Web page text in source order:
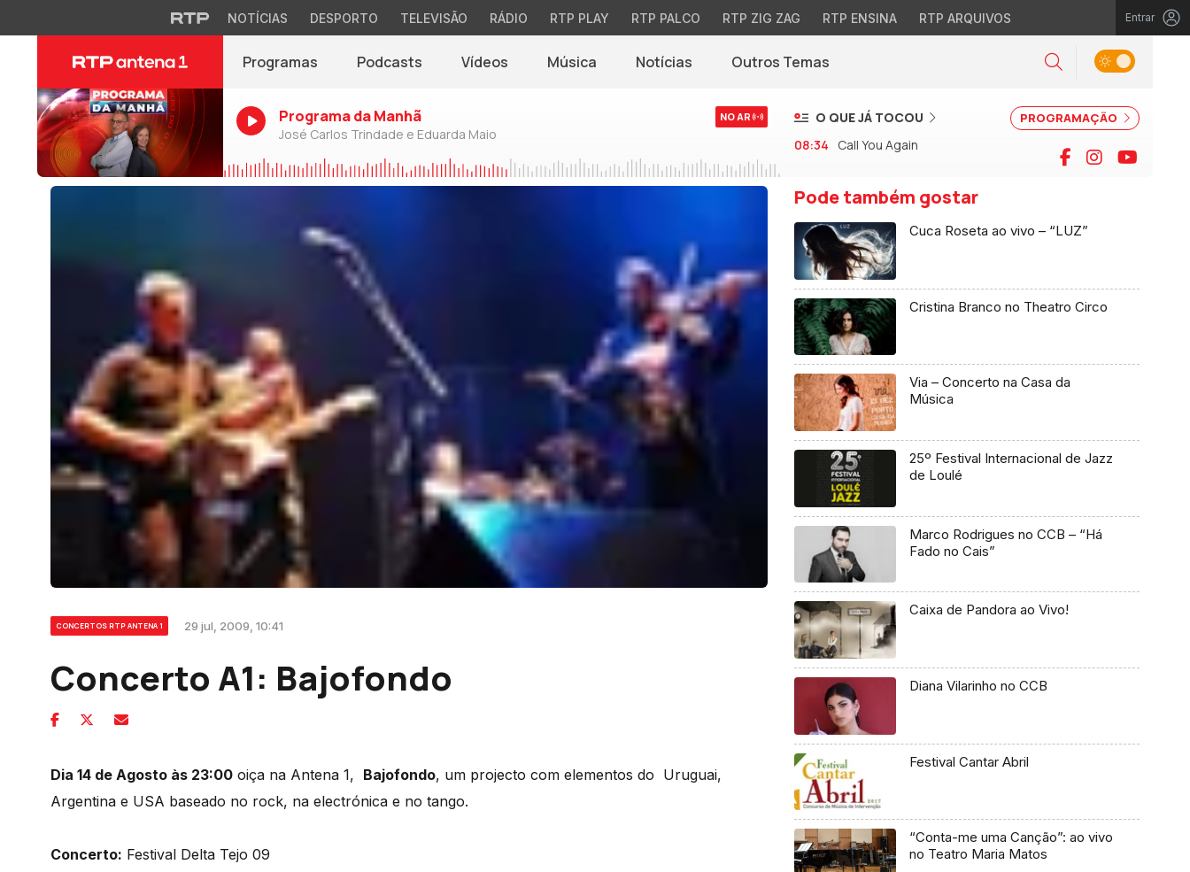
NOTÍCIAS DESPORTO TELEVISÃO RÁDIO RTP PLAY RTP PALCO RTP ZIG ZAG RTP ENSINA RTP ARQUIVOS Entrar
Programas Podcasts Vídeos Música Notícias(abre em nova janela)
Outros Temas Pesquisar
Alternar tema
Programa da Manhã
José Carlos Trindade e Eduarda Maio
NO AR PROGRAMAÇÃO
O QUE JÁ TOCOU
08:34
Call You Again Facebook
Instagram
CONCERTOS RTP ANTENA 1 29 jul, 2009, 10:41
Concerto A1: Bajofondo
Dia 14 de Agosto às 23:00 oiça na Antena 1, Bajofondo, um projecto com elementos do Uruguai,
Argentina e USA baseado no rock, na electrónica e no tango.
Concerto: Festival Delta Tejo 09
Pode também gostar
Cuca Roseta ao vivo – “LUZ”
Cristina Branco no Theatro Circo
Via – Concerto na Casa da
Música
25º Festival Internacional de Jazz
de Loulé
Marco Rodrigues no CCB – “Há
Fado no Cais”
Caixa de Pandora ao Vivo!
Diana Vilarinho no CCB
Festival Cantar Abril
“Conta-me uma Canção”: ao vivo
no Teatro Maria Matos